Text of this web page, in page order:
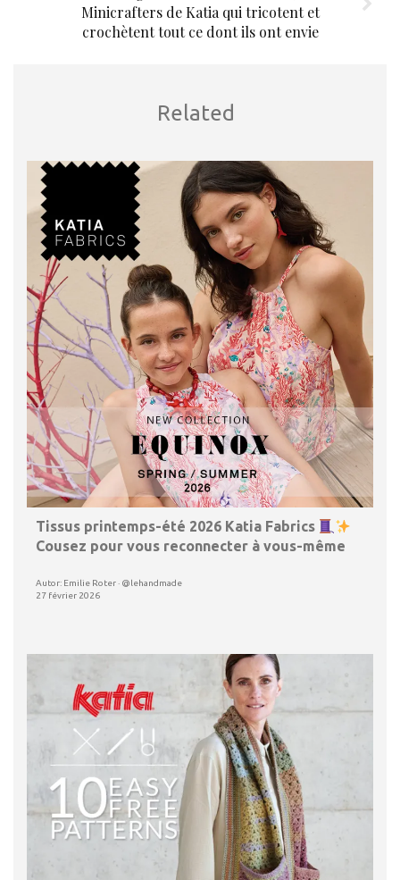
Minicrafters de Katia qui tricotent et
crochètent tout ce dont ils ont envie
Related
Tissus printemps-été 2026 Katia Fabrics
Cousez pour vous reconnecter à vous-même
Autor: Emilie Roter · @lehandmade
27 février 2026